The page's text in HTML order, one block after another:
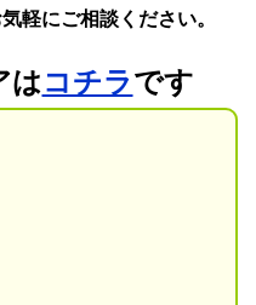
軽にご相談ください。
はコチラです